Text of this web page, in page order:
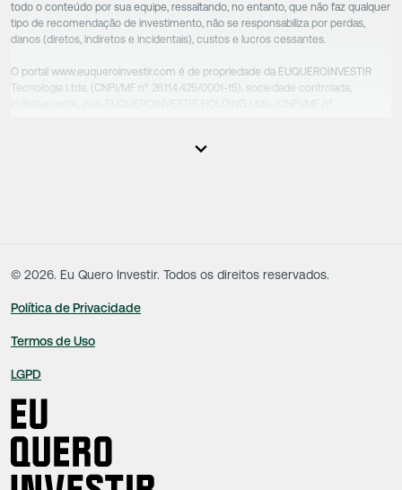
todo o conteúdo por sua equipe, ressaltando, no entanto, que não faz qualquer
tipo de recomendação de investimento, não se responsabiliza por perdas,
danos (diretos, indiretos e incidentais), custos e lucros cessantes.
O portal www.euqueroinvestir.com é de propriedade da EUQUEROINVESTIR
Tecnologia Ltda. (CNPJ/MF nº 26.114.425/0001-15), sociedade controlada,
responsáveis tecnicamente são totalmente independentes, sendo que estes
© 2026. Eu Quero Investir. Todos os direitos reservados.
Política de Privacidade
Termos de Uso
LGPD